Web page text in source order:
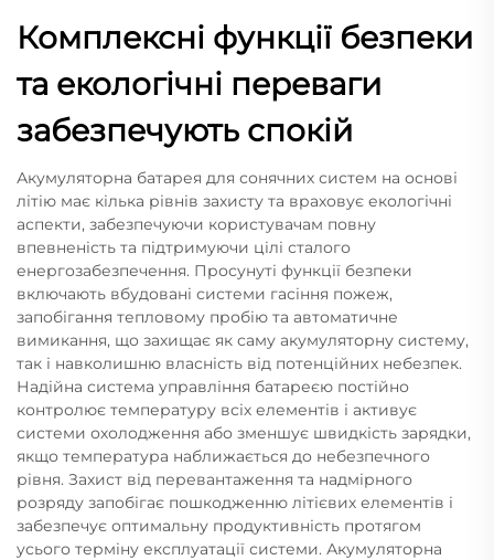
Комплексні функції безпеки
та екологічні переваги
забезпечують спокій
Акумуляторна батарея для сонячних систем на основі
літію має кілька рівнів захисту та враховує екологічні
аспекти, забезпечуючи користувачам повну
впевненість та підтримуючи цілі сталого
енергозабезпечення. Просунуті функції безпеки
включають вбудовані системи гасіння пожеж,
запобігання тепловому пробію та автоматичне
вимикання, що захищає як саму акумуляторну систему,
так і навколишню власність від потенційних небезпек.
Надійна система управління батареєю постійно
контролює температуру всіх елементів і активує
системи охолодження або зменшує швидкість зарядки,
якщо температура наближається до небезпечного
рівня. Захист від перевантаження та надмірного
розряду запобігає пошкодженню літієвих елементів і
забезпечує оптимальну продуктивність протягом
усього терміну експлуатації системи. Акумуляторна